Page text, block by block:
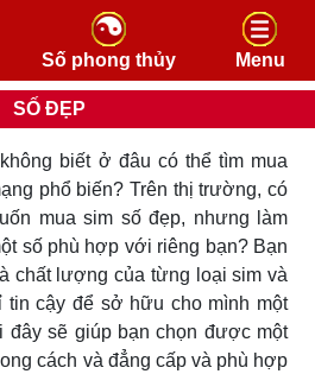
Skip to content
Số phong thủy Menu
SỐ ĐẸP
biết ở đâu có thể tìm mua
phổ biến? Trên thị trường, có
mua sim số đẹp, nhưng làm
số phù hợp với riêng bạn? Bạn
chất lượng của từng loại sim và
cậy để sở hữu cho mình một
đây sẽ giúp bạn chọn được một
cách và đẳng cấp và phù hợp